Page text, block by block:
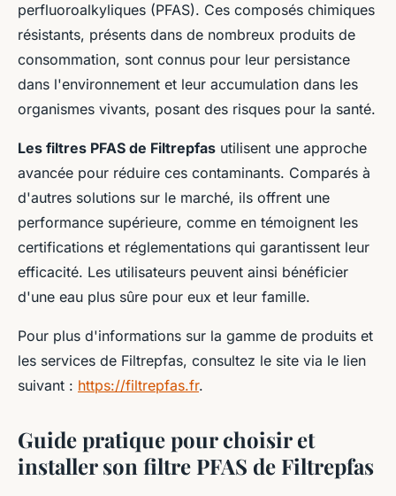
perfluoroalkyliques (PFAS). Ces composés chimiques
résistants, présents dans de nombreux produits de
consommation, sont connus pour leur persistance
dans l'environnement et leur accumulation dans les
organismes vivants, posant des risques pour la santé.
Les filtres PFAS de Filtrepfas utilisent une approche
avancée pour réduire ces contaminants. Comparés à
d'autres solutions sur le marché, ils offrent une
performance supérieure, comme en témoignent les
certifications et réglementations qui garantissent leur
efficacité. Les utilisateurs peuvent ainsi bénéficier
d'une eau plus sûre pour eux et leur famille.
Pour plus d'informations sur la gamme de produits et
les services de Filtrepfas, consultez le site via le lien
suivant : https://filtrepfas.fr.
Guide pratique pour choisir et
installer son filtre PFAS de Filtrepfas